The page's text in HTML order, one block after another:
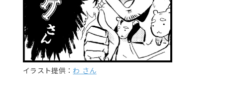
イラスト提供： わ さん